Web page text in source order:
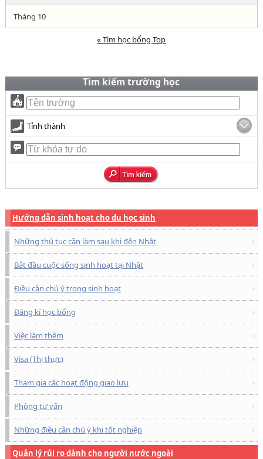
Tháng 10
« Tìm học bổng Top
Tìm kiếm trường học
Tỉnh thành
Hướng dẫn sinh hoạt cho du học sinh
Những thủ tục cần làm sau khi đến Nhật
Bắt đầu cuộc sống sinh hoạt tại Nhật
Điều cần chú ý trong sinh hoạt
Đăng kí học bổng
Việc làm thêm
Visa (Thị thực)
Tham gia các hoạt động giao lưu
Phòng tư vấn
Những điều cần chú ý khi tốt nghiệp
Quản lý rủi ro dành cho người nước ngoài